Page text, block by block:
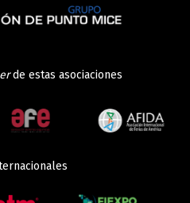
de estas asociaciones